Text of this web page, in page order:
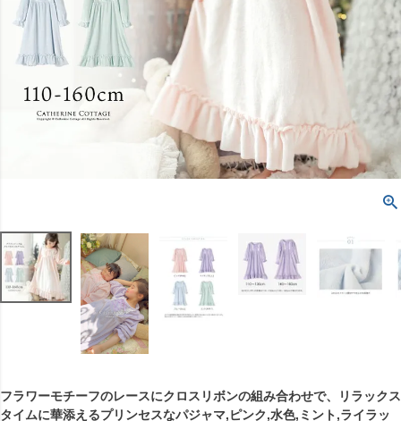
フラワーモチーフのレースにクロスリボンの組み合わせで、リラックス
タイムに華添えるプリンセスなパジャマ,ピンク,水色,ミント,ライラッ